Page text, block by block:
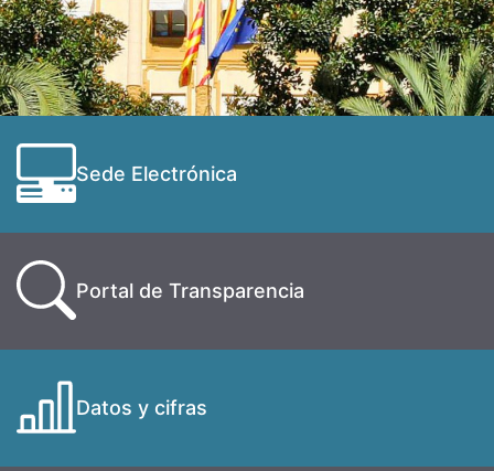
Sede Electrónica
Portal de Transparencia
Datos y cifras